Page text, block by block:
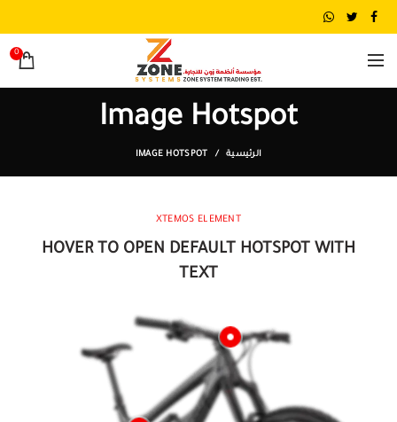
0
Image Hotspot
الرئيسية IMAGE HOTSPOT
XTEMOS ELEMENT
HOVER TO OPEN DEFAULT HOTSPOT WITH
TEXT